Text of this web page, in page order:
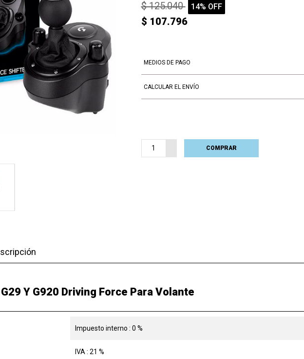
$ 125.040 14% OFF
$ 107.796
MEDIOS DE PAGO
CALCULAR EL ENVÍO
COMPRAR
Y G920 Driving Force Para Volante
Impuesto interno : 0 %
IVA : 21 %